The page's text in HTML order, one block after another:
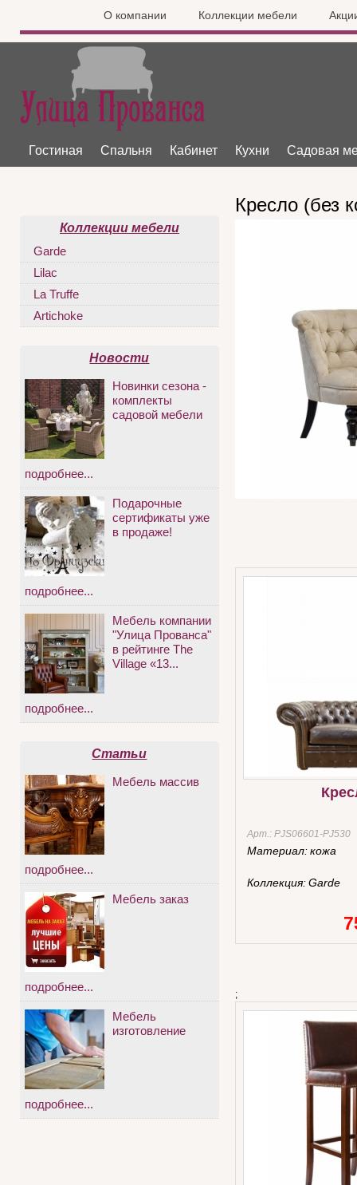
О компании Коллекции мебели
Гостиная Спальня Кабинет Кухни Садовая
Кресло (без
Арт.: PJS06601-PJ530
Материал:кожа
Коллекция:Garde
;
Коллекции мебели
Garde
Lilac
La Truffe
Artichoke
Новости
Новинки сезона -
комплекты
садовой мебели
подробнее...
Подарочные
сертификаты уже
в продаже!
подробнее...
Мебель компании
"Улица Прованса"
в рейтинге The
Village «13...
подробнее...
Статьи
Мебель массив
подробнее...
Мебель заказ
подробнее...
Мебель
изготовление
подробнее...